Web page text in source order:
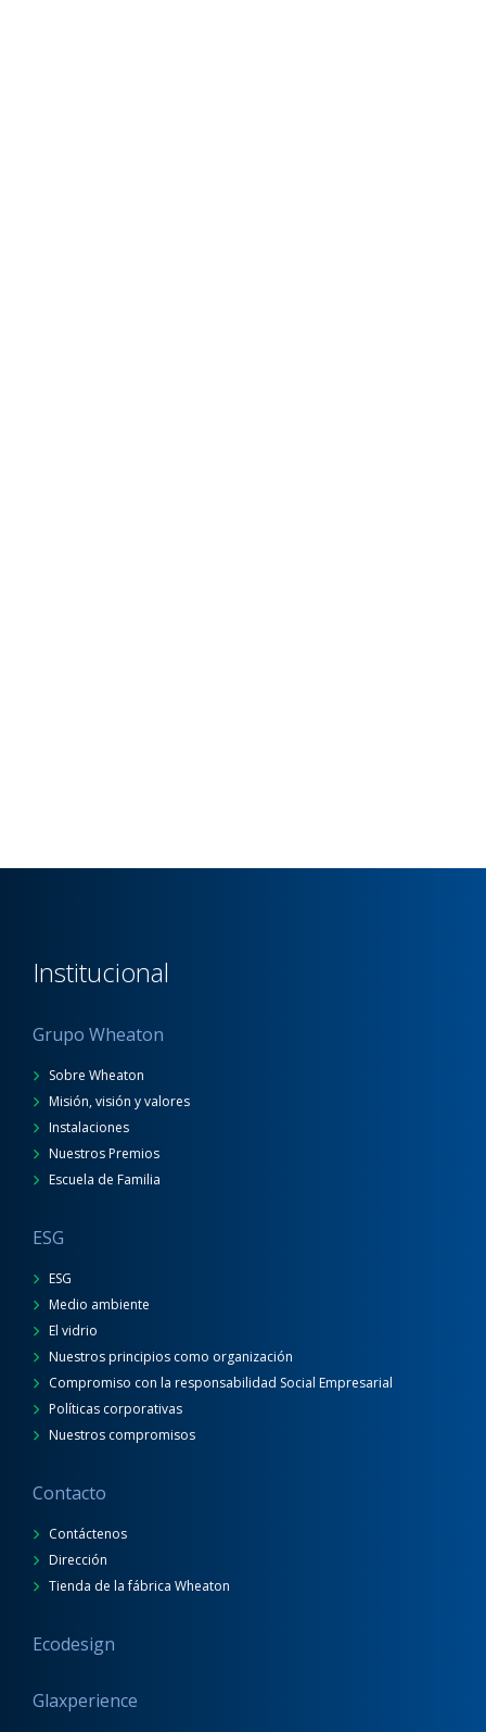
Institucional
Grupo Wheaton
Sobre Wheaton
Misión, visión y valores
Instalaciones
Nuestros Premios
Escuela de Familia
ESG
ESG
Medio ambiente
El vidrio
Nuestros principios como organización
Compromiso con la responsabilidad Social Empresarial
Políticas corporativas
Nuestros compromisos
Contacto
Contáctenos
Dirección
Tienda de la fábrica Wheaton
Ecodesign
Glaxperience